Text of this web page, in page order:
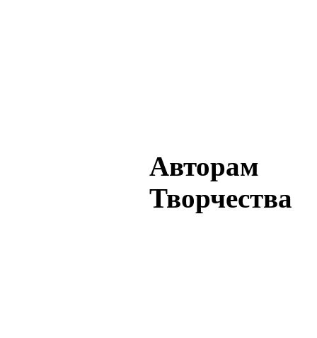
Авторам
Творчества